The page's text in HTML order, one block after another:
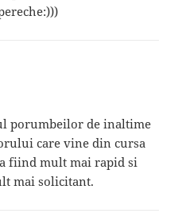
porumbeilor de inaltime
care vine din cursa
fiind mult mai rapid si
mai solicitant.